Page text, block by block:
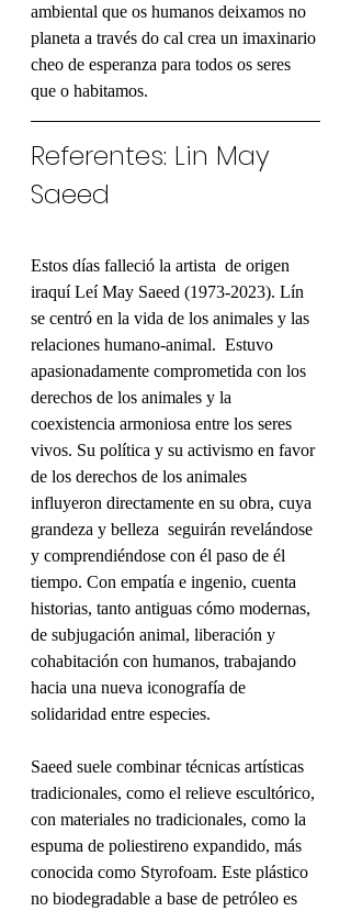
ambiental que os humanos deixamos no
planeta a través do cal crea un imaxinario
cheo de esperanza para todos os seres
que o habitamos.
Referentes: Lin May
Saeed
Estos días falleció la artista  de origen
iraquí Leí May Saeed (1973-2023). Lín
se centró en la vida de los animales y las
relaciones humano-animal.  Estuvo
apasionadamente comprometida con los
derechos de los animales y la
coexistencia armoniosa entre los seres
vivos. Su política y su activismo en favor
de los derechos de los animales
influyeron directamente en su obra, cuya
grandeza y belleza  seguirán revelándose
y comprendiéndose con él paso de él
tiempo. Con empatía e ingenio, cuenta
historias, tanto antiguas cómo modernas,
de subjugación animal, liberación y
cohabitación con humanos, trabajando
hacia una nueva iconografía de
solidaridad entre especies.
Saeed suele combinar técnicas artísticas
tradicionales, como el relieve escultórico,
con materiales no tradicionales, como la
espuma de poliestireno expandido, más
conocida como Styrofoam. Este plástico
no biodegradable a base de petróleo es